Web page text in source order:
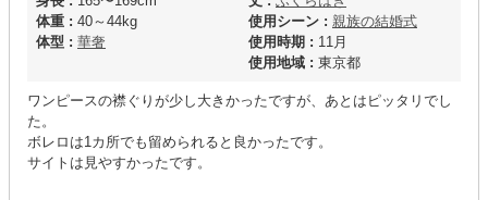
体重 : 40～44kg
体型 : 華奢
使用シーン : 親族の結婚式
使用時期 : 11月
使用地域 : 東京都
ワンピースの襟ぐりが少し大きかったですが、あとはピッタリでし
た。
ボレロは1カ所でも留められると良かったです。
サイトは見やすかったです。